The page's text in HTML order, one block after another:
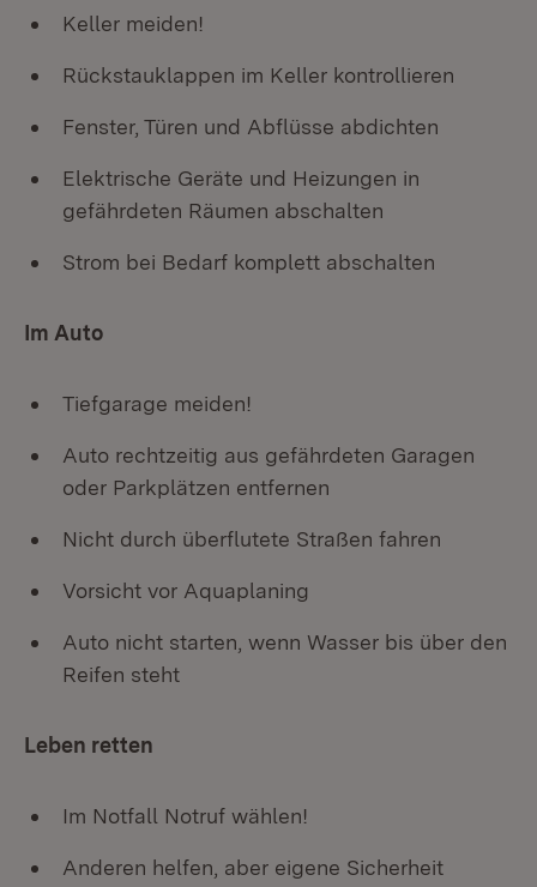
Keller meiden!
Rückstauklappen im Keller kontrollieren
Fenster, Türen und Abflüsse abdichten
Elektrische Geräte und Heizungen in
gefährdeten Räumen abschalten
Strom bei Bedarf komplett abschalten
Im Auto
Tiefgarage meiden!
Auto rechtzeitig aus gefährdeten Garagen
oder Parkplätzen entfernen
Nicht durch überflutete Straßen fahren
Vorsicht vor Aquaplaning
Auto nicht starten, wenn Wasser bis über den
Reifen steht
Leben retten
Im Notfall Notruf wählen!
Anderen helfen, aber eigene Sicherheit